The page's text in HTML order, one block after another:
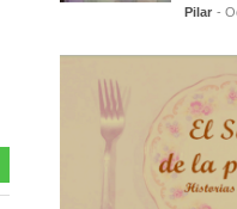
Pilar -